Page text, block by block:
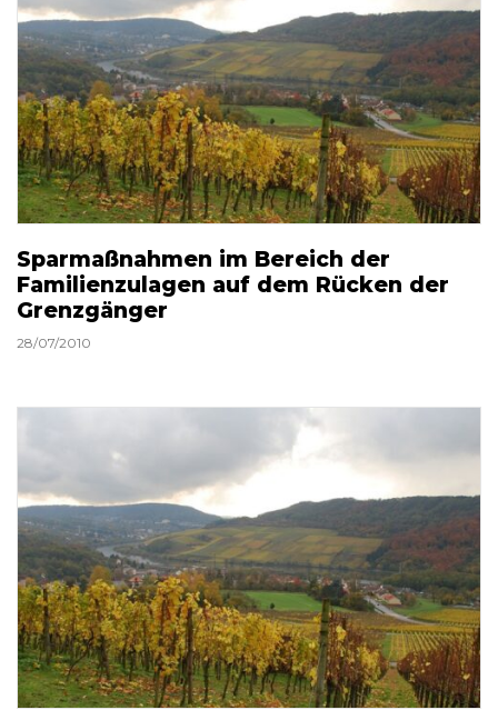
Sparmaßnahmen im Bereich der
Familienzulagen auf dem Rücken der
Grenzgänger
28/07/2010